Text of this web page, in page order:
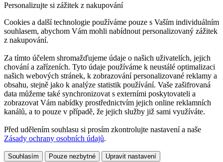
Personalizujte si zážitek z nakupování
Cookies a další technologie používáme pouze s Vaším individuálním
souhlasem, abychom Vám mohli nabídnout personalizovaný zážitek
z nakupování.
Za tímto účelem shromažďujeme údaje o našich uživatelích, jejich
chování a zařízeních. Tyto údaje používáme k neustálé optimalizaci
našich webových stránek, k zobrazování personalizované reklamy a
obsahu, stejně jako k analýze statistik používání. Vaše zašifrovaná
data můžeme také synchronizovat s externími poskytovateli a
zobrazovat Vám nabídky prostřednictvím jejich online reklamních
kanálů, a to pouze v případě, že jejich služby již sami využíváte.
Před udělením souhlasu si prosím zkontrolujte nastavení a naše
Zásady ochrany osobních údajů.
Souhlasím Pouze nezbytné Upravit nastavení